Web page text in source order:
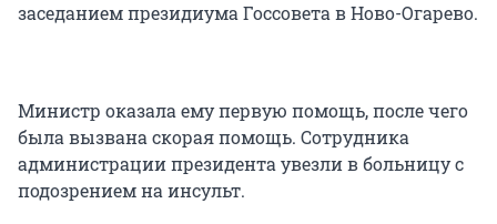
заседанием президиума Госсовета в Ново-Огарево.
Министр оказала ему первую помощь, после чего
была вызвана скорая помощь. Сотрудника
администрации президента увезли в больницу с
подозрением на инсульт.